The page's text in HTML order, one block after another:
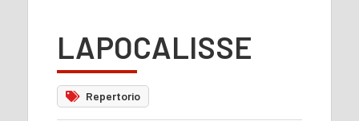
LAPOCALISSE
Repertorio